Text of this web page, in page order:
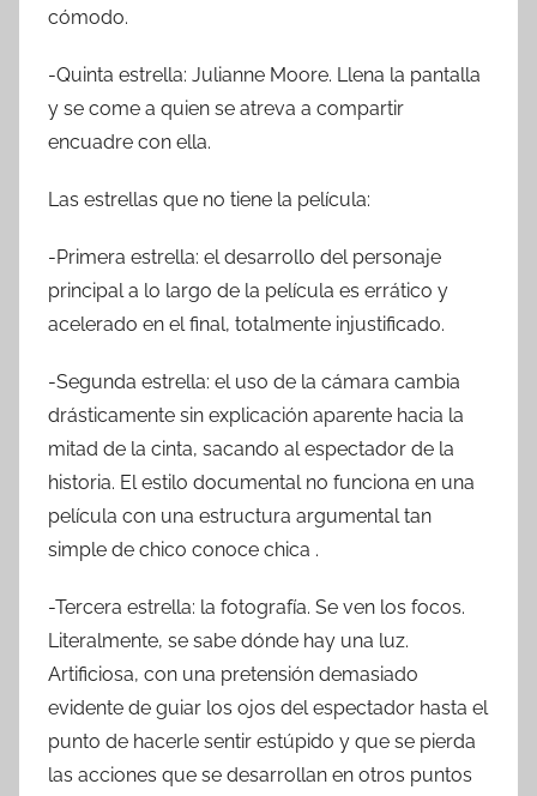
cómodo.
-Quinta estrella: Julianne Moore. Llena la pantalla
y se come a quien se atreva a compartir
encuadre con ella.
Las estrellas que no tiene la película:
-Primera estrella: el desarrollo del personaje
principal a lo largo de la película es errático y
acelerado en el final, totalmente injustificado.
-Segunda estrella: el uso de la cámara cambia
drásticamente sin explicación aparente hacia la
mitad de la cinta, sacando al espectador de la
historia. El estilo documental no funciona en una
película con una estructura argumental tan
simple de chico conoce chica .
-Tercera estrella: la fotografía. Se ven los focos.
Literalmente, se sabe dónde hay una luz.
Artificiosa, con una pretensión demasiado
evidente de guiar los ojos del espectador hasta el
punto de hacerle sentir estúpido y que se pierda
las acciones que se desarrollan en otros puntos